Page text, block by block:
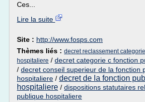
Ces...
Lire la suite
Site : http://www.fosps.com
Thèmes liés : decret reclassement
hospitaliere / decret categorie c fonction
/ decret conseil superieur de la fonction
hospitaliere / decret de la fonction
hospitaliere / dispositions statutaires
publique hospitaliere